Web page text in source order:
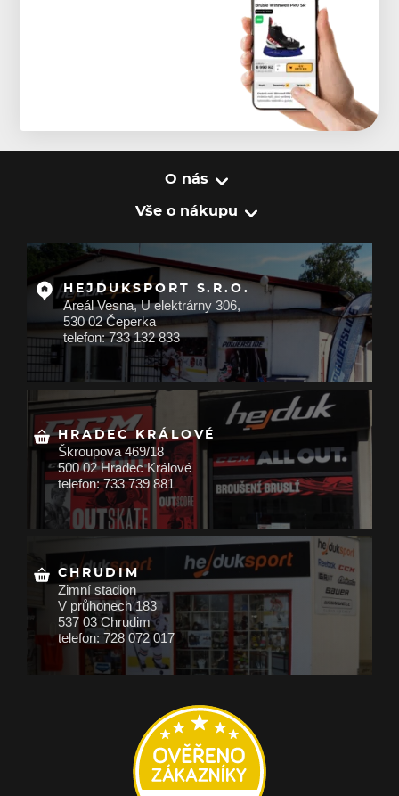
O nás
Vše o nákupu
HEJDUKSPORT S.R.O.
Areál Vesna, U elektrárny 306,
530 02 Čeperka
telefon: 733 132 833
HRADEC KRÁLOVÉ
Škroupova 469/18
500 02 Hradec Králové
telefon: 733 739 881
CHRUDIM
Zimní stadion
V průhonech 183
537 03 Chrudim
telefon: 728 072 017